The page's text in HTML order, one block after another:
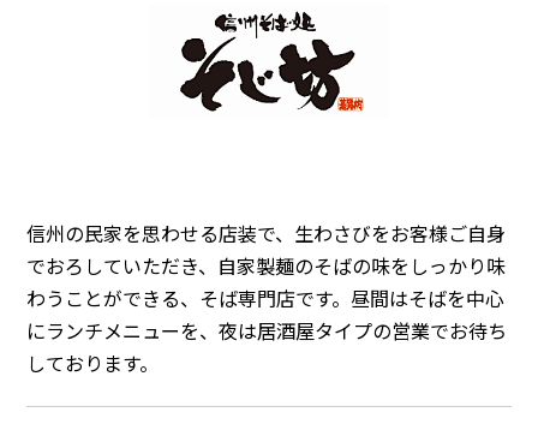
信州の民家を思わせる店装で、生わさびをお客様ご自身
でおろしていただき、自家製麺のそばの味をしっかり味
わうことができる、そば専門店です。昼間はそばを中心
にランチメニューを、夜は居酒屋タイプの営業でお待ち
しております。